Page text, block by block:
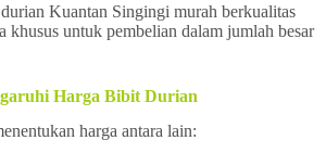
Kuantan Singingi murah berkualitas
khusus untuk pembelian dalam jumlah besar
Harga Bibit Durian
harga antara lain: